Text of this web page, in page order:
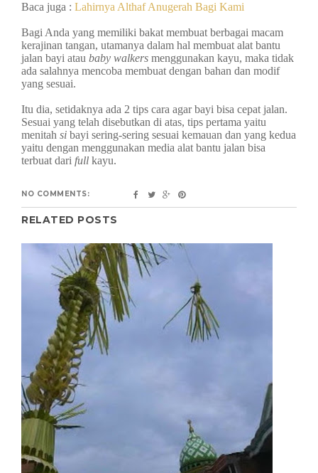
Baca juga : Lahirnya Althaf Anugerah Bagi Kami
Bagi Anda yang memiliki bakat membuat berbagai macam
kerajinan tangan, utamanya dalam hal membuat alat bantu
jalan bayi atau baby walkers menggunakan kayu, maka tidak
ada salahnya mencoba membuat dengan bahan dan modif
yang sesuai.
Itu dia, setidaknya ada 2 tips cara agar bayi bisa cepat jalan.
Sesuai yang telah disebutkan di atas, tips pertama yaitu
menitah si bayi sering-sering sesuai kemauan dan yang kedua
yaitu dengan menggunakan media alat bantu jalan bisa
terbuat dari full kayu.
NO COMMENTS:
RELATED POSTS